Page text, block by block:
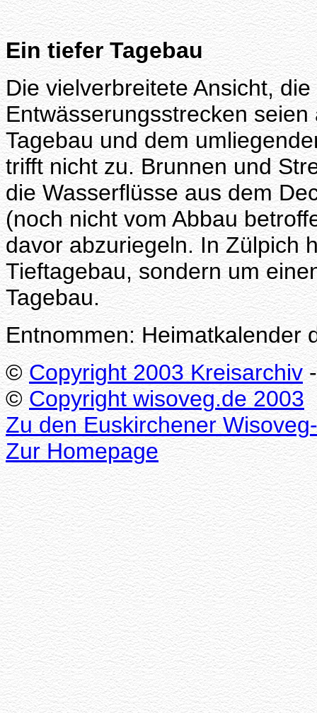
Ein tiefer Tagebau
Die vielverbreitete Ansicht,
Entwässerungsstrecken
Tagebau und dem
trifft nicht zu. Brunnen und
die Wasserflüsse aus dem
(noch nicht vom Abbau
davor abzuriegeln. In Zülpich
Tieftagebau, sondern um
Tagebau.
Entnommen: Heimatkalender
© Copyright 2003 Kreisarchiv-
© Copyright wisoveg.de 2003
Zu den Euskirchener
Zur Homepage